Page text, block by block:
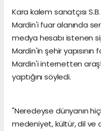
Kara kalem sanatçısı
Mardin'i fuar alanında
medya hesabı istenen
Mardin'in şehir
Mardin'i internetten
yaptığını söyledi.
"Neredeyse dünyanın
medeniyet, kültür, dil ve